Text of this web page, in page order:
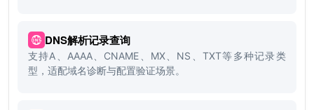
DNS解析记录查询
支持A、AAAA、CNAME、MX、NS、TXT等多种记录类
型，适配域名诊断与配置验证场景。